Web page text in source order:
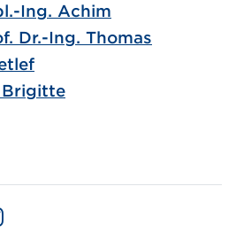
Ing. Achim
Dr.-Ing. Thomas
Brigitte